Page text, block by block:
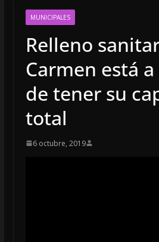
MUNICIPALES
Relleno
Carmen está
de tener su
total
6 octubre, 2019